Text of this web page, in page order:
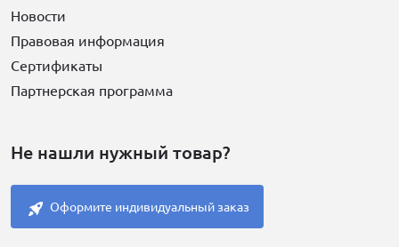
Новости
Правовая информация
Сертификаты
Партнерская программа
Не нашли нужный товар?
Оформите индивидуальный заказ